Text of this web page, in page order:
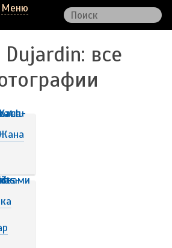
Меню
Dujardin: все